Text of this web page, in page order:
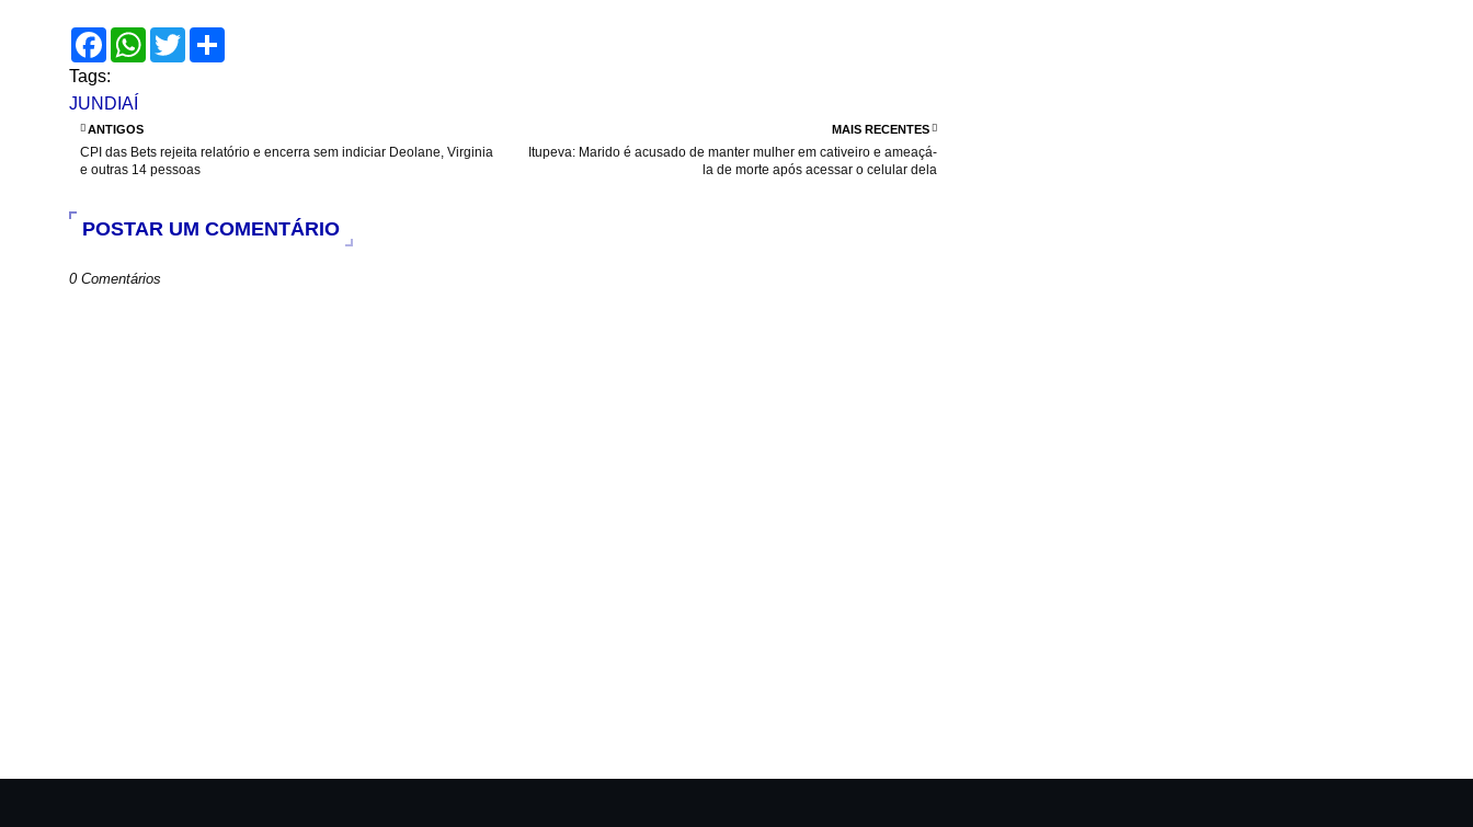
F
a
c
e
b
o
k
W
h
p
T
w
Tags:
JUNDIAÍ
MAIS RECENTES
Itupeva: Marido é acusado de manter mulher em cativeiro e ameaçá-
la de morte após acessar o celular dela
ANTIGOS
CPI das Bets rejeita relatório e encerra sem indiciar Deolane, Virginia
e outras 14 pessoas
POSTAR UM COMENTÁRIO
0 Comentários